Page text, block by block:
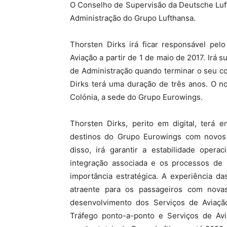
O Conselho de Supervisão da Deutsche
Administração do Grupo Lufthansa.
Thorsten Dirks irá ficar responsável
Aviação a partir de 1 de maio de 2017. Irá
de Administração quando terminar o seu
Dirks terá uma duração de três anos. O
Colónia, a sede do Grupo Eurowings.
Thorsten Dirks, perito em digital, terá
destinos do Grupo Eurowings com
disso, irá garantir a estabilidade
integração associada e os processos
importância estratégica. A experiência
atraente para os passageiros com
desenvolvimento dos Serviços de
Tráfego ponto-a-ponto e Serviços de